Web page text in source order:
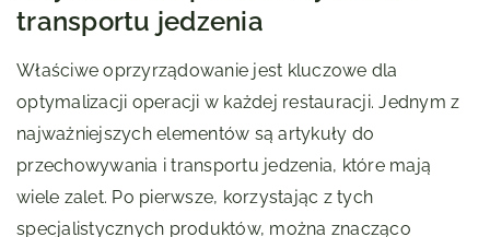
transportu jedzenia
Właściwe oprzyrządowanie jest kluczowe dla
optymalizacji operacji w każdej restauracji. Jednym z
najważniejszych elementów są artykuły do
przechowywania i transportu jedzenia, które mają
wiele zalet. Po pierwsze, korzystając z tych
specjalistycznych produktów, można znacząco